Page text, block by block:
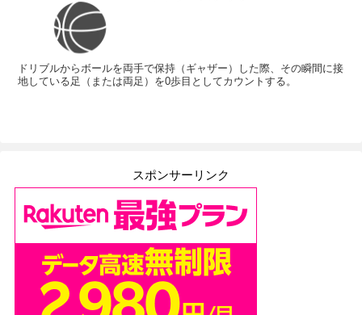
ドリブルからボールを両手で保持（ギャザー）した際、その瞬間に接
地している足（または両足）を0歩目としてカウントする。
スポンサーリンク